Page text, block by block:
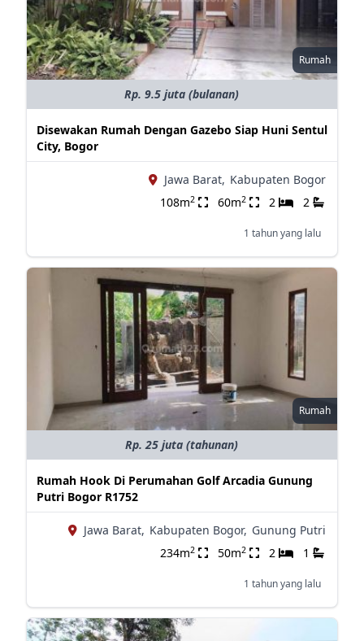
Rumah
Rp. 9.5 juta (bulanan)
Disewakan Rumah Dengan Gazebo Siap Huni Sentul
City, Bogor
Jawa Barat, Kabupaten Bogor
108m2 60m2 2 2
1 tahun yang lalu
Rumah
Rp. 25 juta (tahunan)
Rumah Hook Di Perumahan Golf Arcadia Gunung
Putri Bogor R1752
Jawa Barat, Kabupaten Bogor, Gunung Putri
234m2 50m2 2 1
1 tahun yang lalu